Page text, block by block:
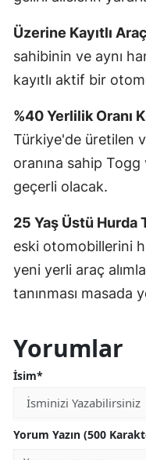
Üzerine Kayıtlı
sahibinin ve aynı
kayıtlı aktif bir
%40 Yerlilik Oranı
Türkiye'de üretilen
oranına sahip
geçerli olacak.
25 Yaş Üstü Hurda
eski otomobillerini
yeni yerli araç
tanınması masada
Yorumlar
İsim*
Yorum Yazın (500